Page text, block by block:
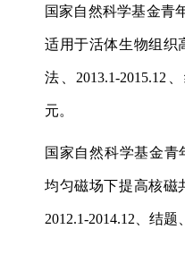
国家自然科学基金青
适用于活体生物组织
法、 2013.1-2015.12
元。
国家自然科学基金青
均匀磁场下提高核磁
2012.1-2014.12 、结题